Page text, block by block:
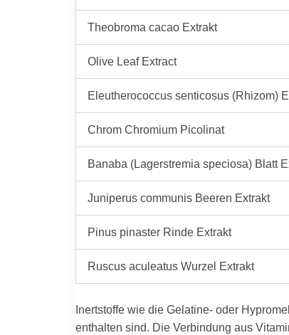
Theobroma cacao Extrakt
Olive Leaf Extract
Eleutherococcus senticosus (Rhizom)
Chrom Chromium Picolinat
Banaba (Lagerstremia speciosa) Blatt
Juniperus communis Beeren Extrakt
Pinus pinaster Rinde Extrakt
Ruscus aculeatus Wurzel Extrakt
Inertstoffe wie die Gelatine- oder
enthalten sind. Die Verbindung aus